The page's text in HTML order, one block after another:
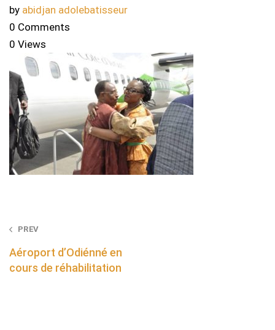
by abidjan adolebatisseur
0 Comments
0 Views
Post
navigation
PREV
Aéroport d’Odiénné en
cours de réhabilitation